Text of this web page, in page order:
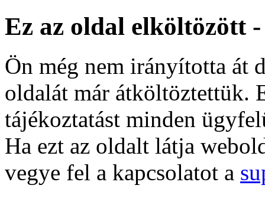
Ez az oldal elköltözött -
Ön még nem irányította át
oldalát már átköltöztettük.
tájékoztatást minden
Ha ezt az oldalt látja
vegye fel a kapcsolatot a